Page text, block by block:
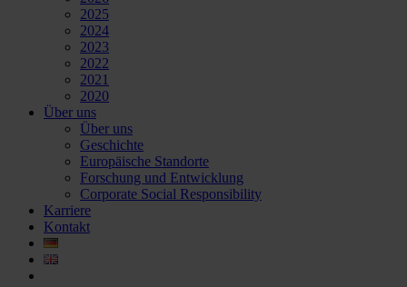
2025
2024
2023
2022
2021
2020
Über uns
Über uns
Geschichte
Europäische Standorte
Forschung und Entwicklung
Corporate Social Responsibility
Karriere
Kontakt